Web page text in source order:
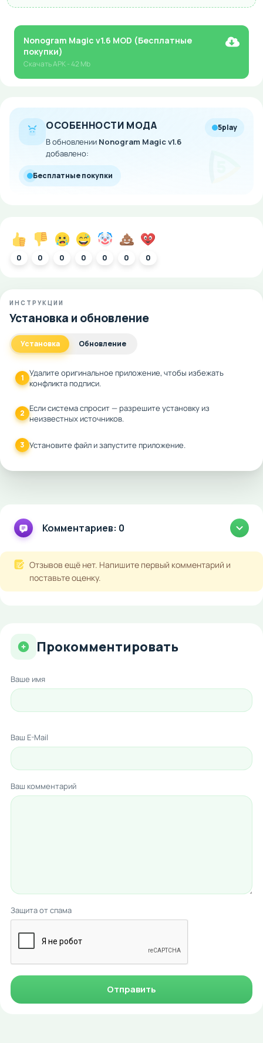
Nonogram Magic v1.6 MOD (Бесплатные
покупки)
СкачатьAPK- 42 Mb
ОСОБЕННОСТИ МОДА
В обновлении Nonogram Magic v1.6
добавлено:
5play
Бесплатные покупки
0 0 0 0 0 0 0
ИНСТРУКЦИИ
Установка и обновление
Установка Обновление
1 Удалите оригинальное приложение, чтобы избежать
конфликта подписи.
2 Если система спросит — разрешите установку из
неизвестных источников.
3 Установите файл и запустите приложение.
Комментариев: 0
Отзывов ещё нет. Напишите первый комментарий и
поставьте оценку.
Прокомментировать
Ваше имя
Ваш E-Mail
Ваш комментарий
Защита от спама
Отправить